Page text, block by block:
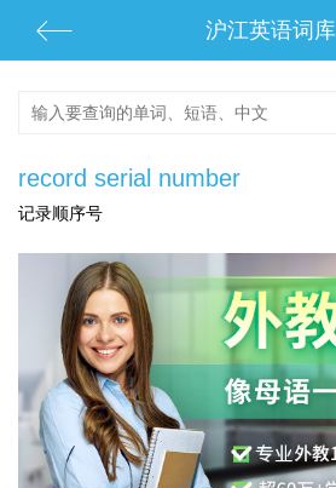
沪江英语词库
record serial number
记录顺序号